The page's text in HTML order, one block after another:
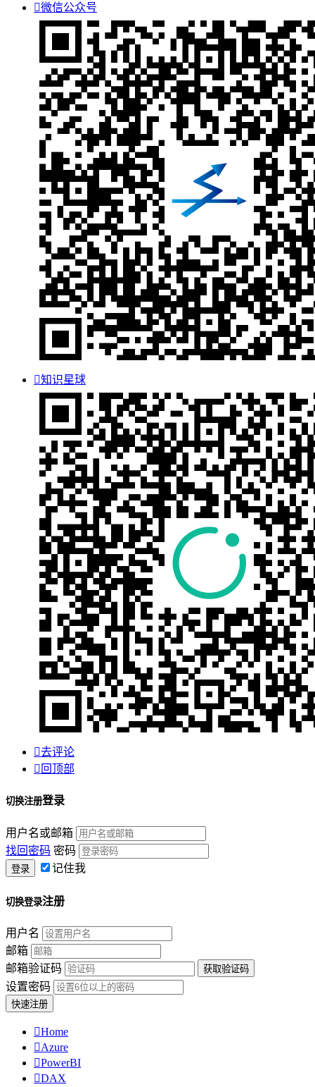
微信公众号
知识星球
去评论
 回顶部
切换注册登录
用户名或邮箱
找回密码 密码
记住我
切换登录注册
用户名
邮箱
邮箱验证码
设置密码
Home
Azure
PowerBI
DAX